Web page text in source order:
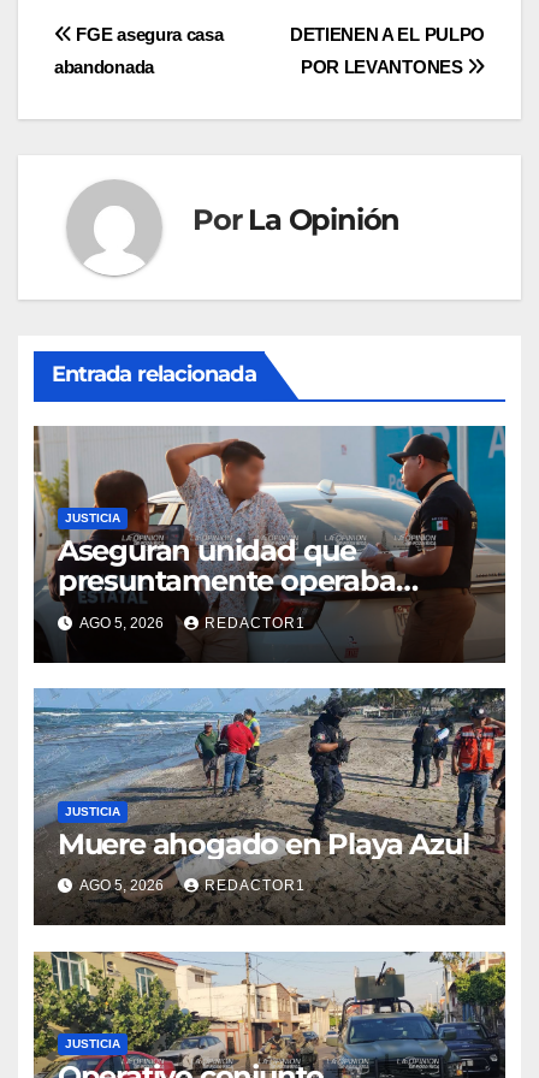
Navegación
DETIENEN A EL PULPO
POR LEVANTONES
FGE asegura casa
abandonada
Por La Opinión
Entrada relacionada
JUSTICIA
Aseguran unidad que
presuntamente operaba
mediante aplicación digital en
operativo de Transporte
Público
AGO 5, 2026 REDACTOR1
JUSTICIA
Muere ahogado en Playa Azul
AGO 5, 2026 REDACTOR1
JUSTICIA